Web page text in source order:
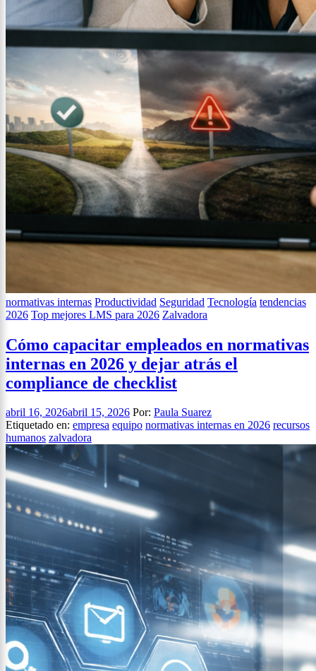
normativas internas Productividad Seguridad Tecnología tendencias
2026 Top mejores LMS para 2026 Zalvadora
Cómo capacitar empleados en normativas
internas en 2026 y dejar atrás el
compliance de checklist
abril 16, 2026abril 15, 2026 Por: Paula Suarez
Etiquetado en: empresa equipo normativas internas en 2026 recursos
humanos zalvadora